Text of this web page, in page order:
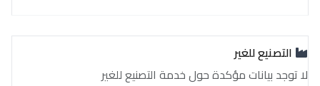
التصنيع للغير
لا توجد بيانات مؤكدة حول خدمة التصنيع للغير